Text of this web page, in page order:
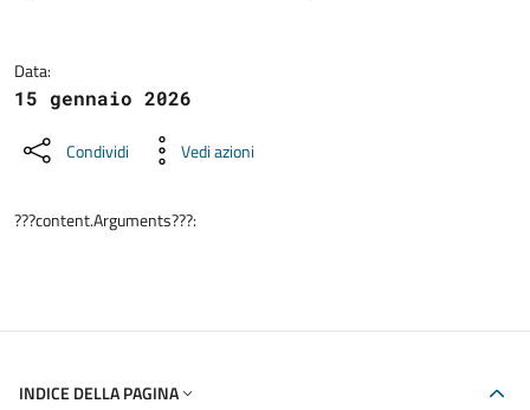
Data:
15 gennaio 2026
Condividi Vedi azioni
???content.Arguments???:
INDICE DELLA PAGINA